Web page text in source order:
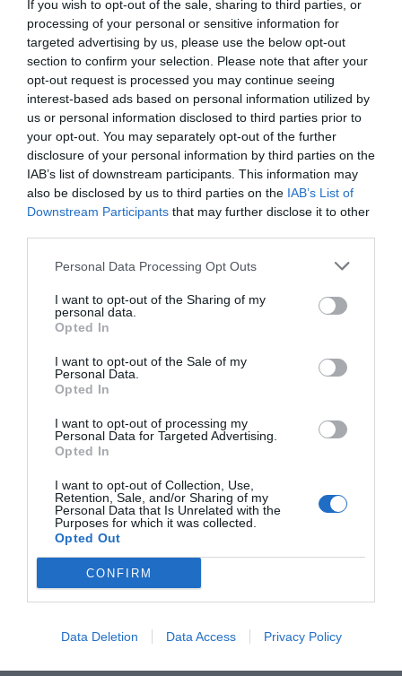
If you wish to opt-out of the sale, sharing to third parties, or
processing of your personal or sensitive information for
targeted advertising by us, please use the below opt-out
section to confirm your selection. Please note that after your
opt-out request is processed you may continue seeing
interest-based ads based on personal information utilized by
us or personal information disclosed to third parties prior to
your opt-out. You may separately opt-out of the further
disclosure of your personal information by third parties on the
IAB’s list of downstream participants. This information may
also be disclosed by us to third parties on the IAB’s List of
Downstream Participants that may further disclose it to other
Personal Data Processing Opt Outs
I want to opt-out of the Sharing of my
personal data.
Opted In
I want to opt-out of the Sale of my
Personal Data.
Opted In
I want to opt-out of processing my
Personal Data for Targeted Advertising.
Opted In
I want to opt-out of Collection, Use,
Retention, Sale, and/or Sharing of my
Personal Data that Is Unrelated with the
Purposes for which it was collected.
Opted Out
CONFIRM
Data Deletion Data Access Privacy Policy
Arima naj bi rekel, da bo prevoz plačal na
koncu poti in taksist mu je verjel. Po deveturni
vožnji, ko je taksimeter že kazal vrednost okoli
2300 evrov, pa je Arima priznal, da nima
denarja.
Voznik taksija je poklical policijo in Arimo so
aretirali. Zakaj se je podal na takšno pot, če
nima denarja, ni znano, preiskava pa poteka,
Naše delo na Insajder.com z donacijami omogočate bralci.